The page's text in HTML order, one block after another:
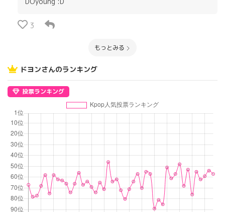
3
もっとみる
ドヨンさんのランキング
投票ランキング